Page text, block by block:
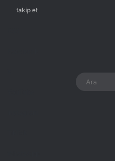
takip et
Oturum aç
Rastgele